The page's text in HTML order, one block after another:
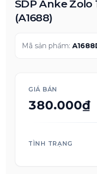
SDP Anke Zolo
(A1688)
Mã sản phẩm:
GIÁ BÁN
380.000₫
TÌNH TRẠNG